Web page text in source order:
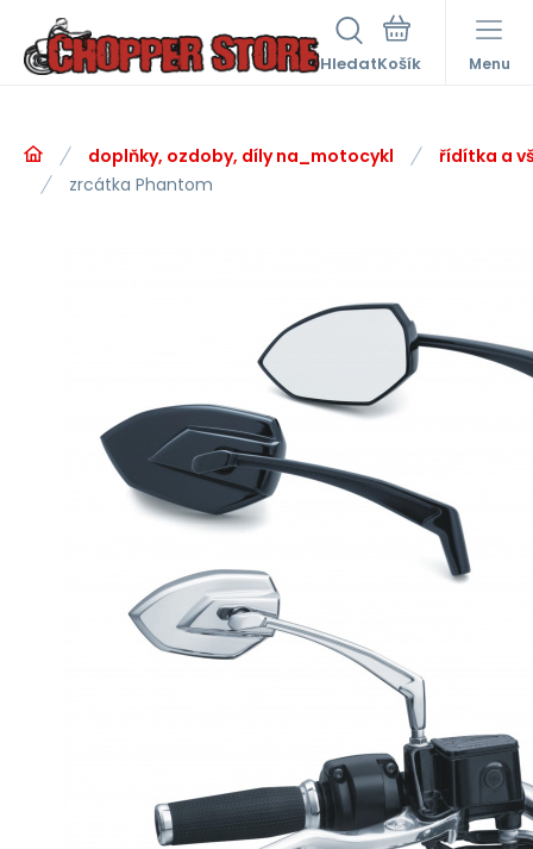
Hledat Menu
doplňky, ozdoby, díly na_motocykl
řídítka a
zrcátka Phantom